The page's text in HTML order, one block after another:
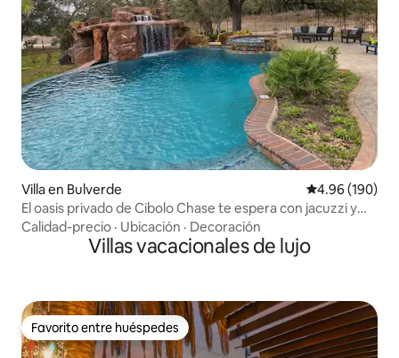
Villa en Bulverde Calificación
4.96 (190)
El oasis privado de Cibolo Chase te espera con jacuzzi y
piscina
Calidad-precio · Ubicación · Decoración
Villas vacacionales de lujo
Favorito entre huéspedes
Favorito entre huéspedes